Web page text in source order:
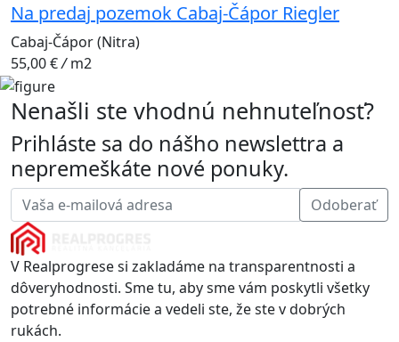
Na predaj pozemok Cabaj-Čápor Riegler
Cabaj-Čápor (Nitra)
55,00 €/m2
Nenašli ste vhodnú nehnuteľnosť?
Prihláste sa do nášho newslettra a
nepremeškáte nové ponuky.
Odoberať
V Realprogrese si zakladáme na transparentnosti a
dôveryhodnosti. Sme tu, aby sme vám poskytli všetky
potrebné informácie a vedeli ste, že ste v dobrých
rukách.